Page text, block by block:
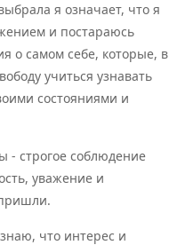
я означает, что я
и постараюсь
о самом себе, которые, в
учиться узнавать
состояниями и
строгое соблюдение
уважение и
что интерес и